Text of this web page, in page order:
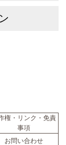
権・リンク・免責
事項
お問い合わせ